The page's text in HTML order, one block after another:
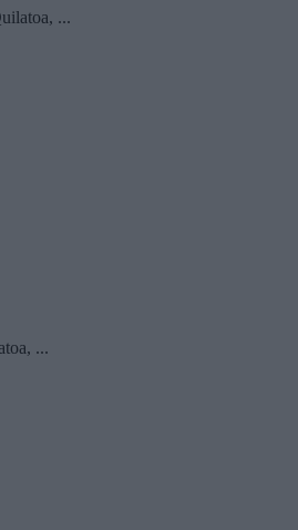
...
...